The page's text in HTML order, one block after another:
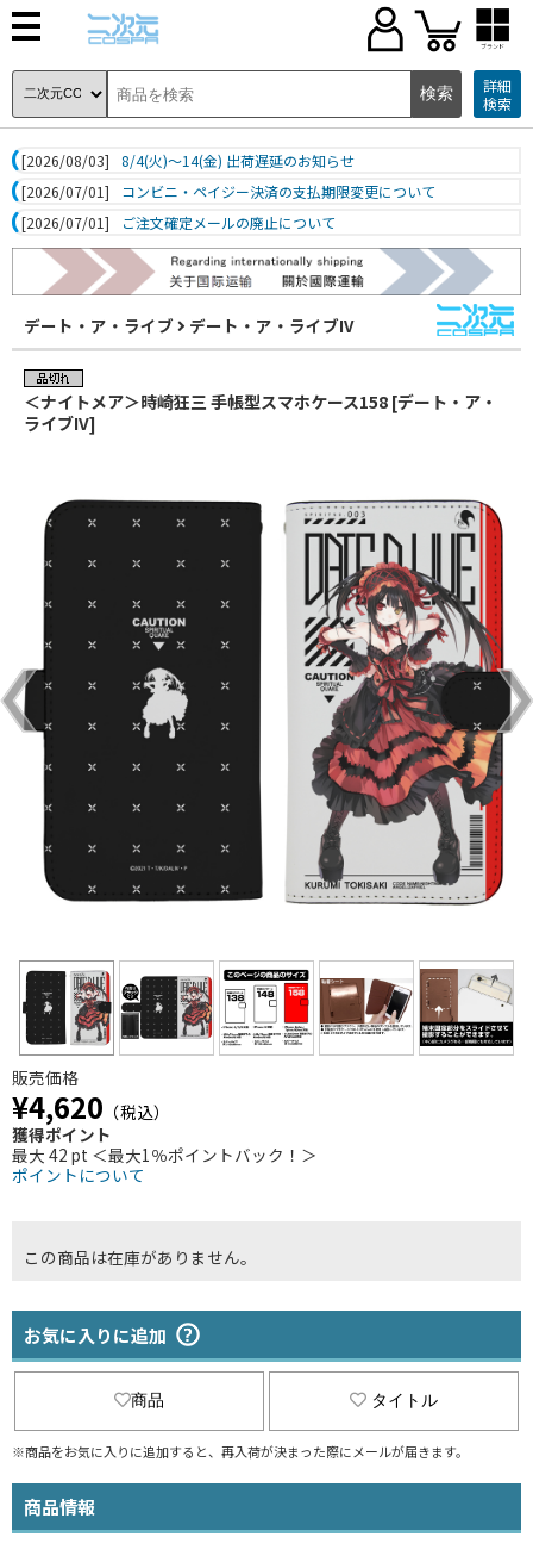
ブランド
詳細
検索
[2026/08/03]
8/4(火)～14(金) 出荷遅延のお知らせ
[2026/07/01]
コンビニ・ペイジー決済の支払期限変更について
[2026/07/01]
ご注文確定メールの廃止について
デート・ア・ライブ デート・ア・ライブIV
＜ナイトメア＞時崎狂三 手帳型スマホケース158 [デート・ア・
ライブIV]
販売価格
¥4,620 （税込）
獲得ポイント
最大 42 pt ＜最大1％ポイントバック！＞
ポイントについて
この商品は在庫がありません。
お気に入りに追加
商品 タイトル
※商品をお気に入りに追加すると、再入荷が決まった際にメールが届きます。
商品情報